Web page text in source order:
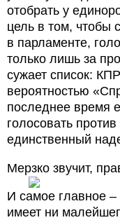
отобрать у
цель в том, чтобы
в парламенте,
только лишь за
сужает список:
вероятностью
последнее время
голосовать
единственный
Мерзко звучит,
И самое главное
имеет ни